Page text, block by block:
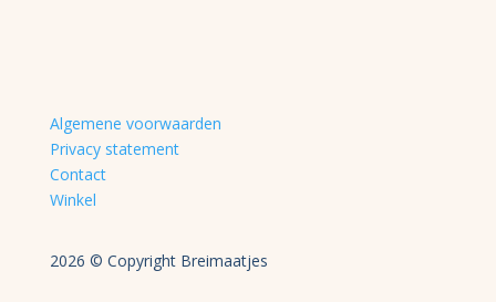
Algemene voorwaarden
Privacy statement
Contact
Winkel
2026 © Copyright Breimaatjes